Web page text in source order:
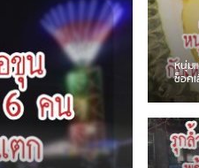
น ระวังคนเร่ร่อนหน้า
ลอกขอเงินแต่เอาไปกิน